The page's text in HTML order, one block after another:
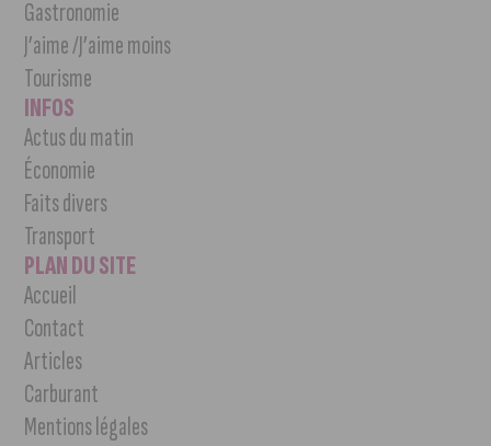
Gastronomie
J’aime /J’aime moins
Tourisme
INFOS
Actus du matin
Économie
Faits divers
Transport
PLAN DU SITE
Accueil
Contact
Articles
Carburant
Mentions légales